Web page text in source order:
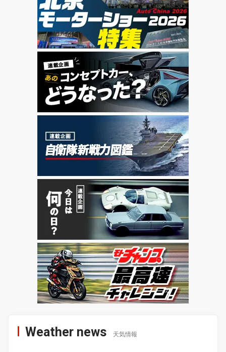
Weather news 天気情報